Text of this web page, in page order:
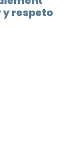
y respeto